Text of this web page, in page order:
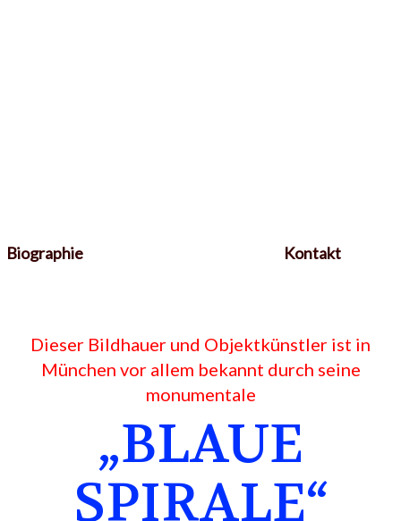
Biographie Kontakt
Dieser Bildhauer und Objektkünstler ist in
München vor allem bekannt durch seine
monumentale
„BLAUE
SPIRALE“